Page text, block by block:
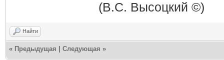
(В.С. Высоцкий ©)
Найти
« Предыдущая Следующая »